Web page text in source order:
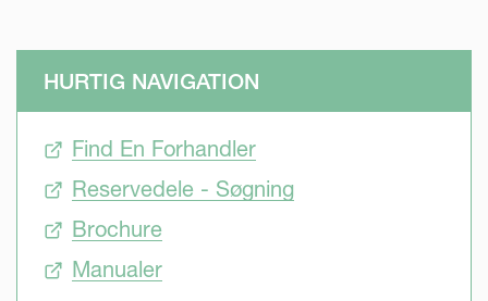
HURTIG NAVIGATION
Find En Forhandler
Reservedele - Søgning
Brochure
Manualer